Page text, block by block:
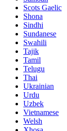
Scots Gaelic
Shona
Sindhi
Sundanese
Swahili
Tajik
Tamil
Telugu
Thai
Ukrainian
Urdu
Uzbek
Vietnamese
Welsh